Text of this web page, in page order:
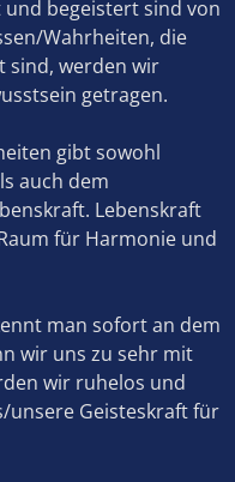
und begeistert sind von
Wahrheiten, die
sind, werden wir
getragen.
gibt sowohl
auch dem
Lebenskraft
für Harmonie und
man sofort an dem
wir uns zu sehr mit
wir ruhelos und
unsere Geisteskraft für